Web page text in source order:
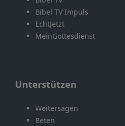
Bibel TV Impuls
EchtJetzt
MeinGottesdienst
Unterstützen
Weitersagen
Beten